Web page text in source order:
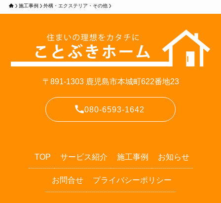
施工事例 外構・エクステリア・その他
〒891-1303 鹿児島市本城町622番地23
080-6593-1642
TOP サービス紹介 施工事例 お知らせ
お問合せ プライバシーポリシー